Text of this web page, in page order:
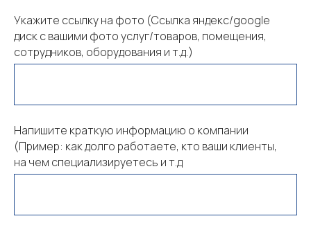
Укажите ссылку на фото (Ссылка яндекс/google
диск с вашими фото услуг/товаров, помещения,
сотрудников, оборудования и т.д.)
Напишите краткую информацию о компании
(Пример: как долго работаете, кто ваши клиенты,
на чем специализируетесь и т.д